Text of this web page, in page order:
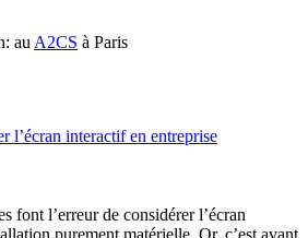
au A2CS à Paris
l’écran interactif en entreprise
font l’erreur de considérer l’écran
purement matérielle. Or, c’est avant